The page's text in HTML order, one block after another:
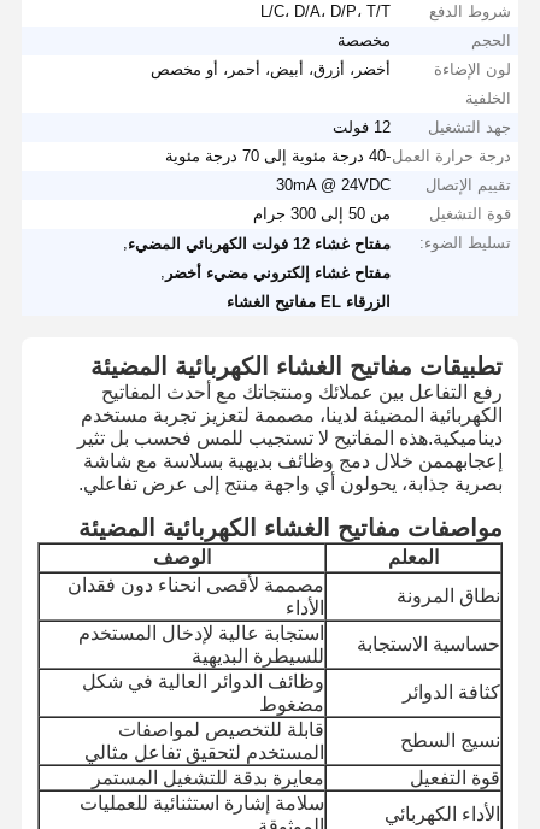
شروط الدفع
L/C، D/A، D/P، T/T
الحجم
مخصصة
لون الإضاءة
الخلفية
أخضر، أزرق، أبيض، أحمر، أو مخصص
جهد التشغيل
12 فولت
درجة حرارة العمل-40 درجة مئوية إلى 70 درجة مئوية
تقييم الإتصال
30mA @ 24VDC
قوة التشغيل
من 50 إلى 300 جرام
تسليط الضوء:
مفتاح غشاء 12 فولت الكهربائي المضيء
مفتاح غشاء إلكتروني مضيء أخضر
الزرقاء EL مفاتيح الغشاء
تطبيقات مفاتيح الغشاء الكهربائية المضيئة
رفع التفاعل بين عملائك ومنتجاتك مع أحدث المفاتيح
الكهربائية المضيئة لدينا، مصممة لتعزيز تجربة مستخدم
ديناميكية.هذه المفاتيح لا تستجيب للمس فحسب بل تثير
إعجابهممن خلال دمج وظائف بديهية بسلاسة مع شاشة
بصرية جذابة، يحولون أي واجهة منتج إلى عرض تفاعلي.
مواصفات مفاتيح الغشاء الكهربائية المضيئة
المعلم
الوصف
نطاق المرونة
مصممة لأقصى انحناء دون فقدان
الأداء
حساسية الاستجابة
استجابة عالية لإدخال المستخدم
للسيطرة البديهية
كثافة الدوائر
وظائف الدوائر العالية في شكل
مضغوط
نسيج السطح
قابلة للتخصيص لمواصفات
المستخدم لتحقيق تفاعل مثالي
قوة التفعيل
معايرة بدقة للتشغيل المستمر
الأداء الكهربائي
سلامة إشارة استثنائية للعمليات